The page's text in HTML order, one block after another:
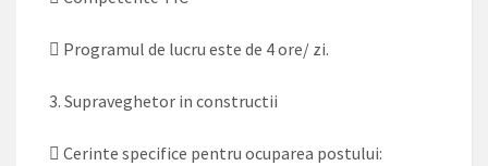
 Programul de lucru este de 4 ore/ zi.
3. Supraveghetor in constructii
 Cerinte specifice pentru ocuparea postului: